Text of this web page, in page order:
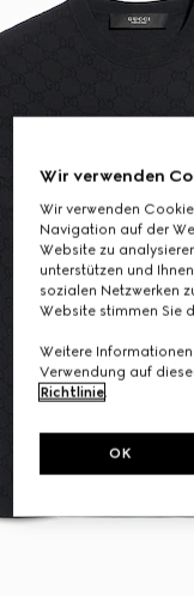
Wir verwenden
Wir verwenden
Navigation auf der
Website zu
unterstützen und
sozialen Netzwerken
Website stimmen Sie
Weitere
Verwendung auf
Richtlinie.
OK